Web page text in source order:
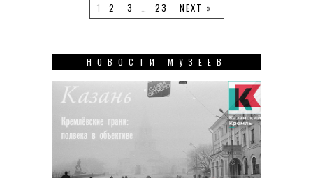
1 2 3 … 23 NEXT »
НОВОСТИ МУЗЕЕВ